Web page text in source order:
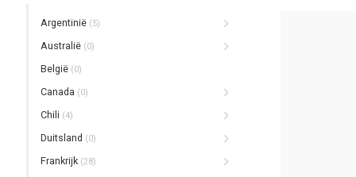
Argentinië (5)
Australië (0)
België (0)
Canada (0)
Chili (4)
Duitsland (0)
Frankrijk (28)